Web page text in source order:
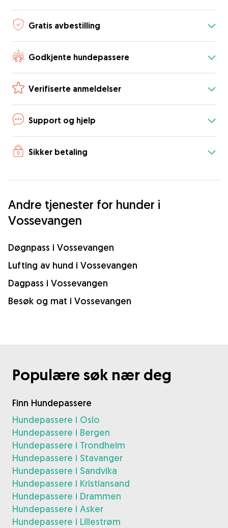
Gratis avbestilling
Godkjente hundepassere
Verifiserte anmeldelser
Support og hjelp
Sikker betaling
Andre tjenester for hunder i
Vossevangen
Døgnpass i Vossevangen
Lufting av hund i Vossevangen
Dagpass i Vossevangen
Besøk og mat i Vossevangen
Populære søk nær deg
Finn Hundepassere
Hundepassere i Oslo
Hundepassere i Bergen
Hundepassere i Trondheim
Hundepassere i Stavanger
Hundepassere i Sandvika
Hundepassere i Kristiansand
Hundepassere i Drammen
Hundepassere i Asker
Hundepassere i Lillestrøm